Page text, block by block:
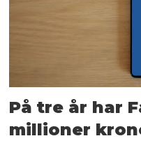
På tre år har
millioner